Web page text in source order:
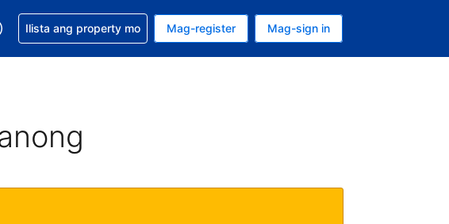
mo. PHP ang currency mo ngayon
wika mo. Filipino ang wika mo ngayon
Makakuha ng tulong sa reservation mo
Ilista ang property mo Mag-register Mag-sign in